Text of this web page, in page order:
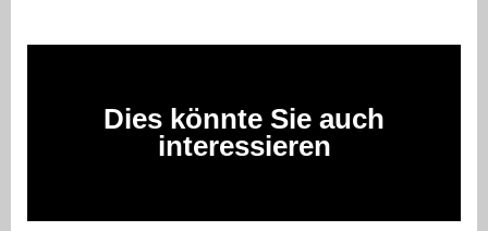
Dies könnte Sie auch
interessieren